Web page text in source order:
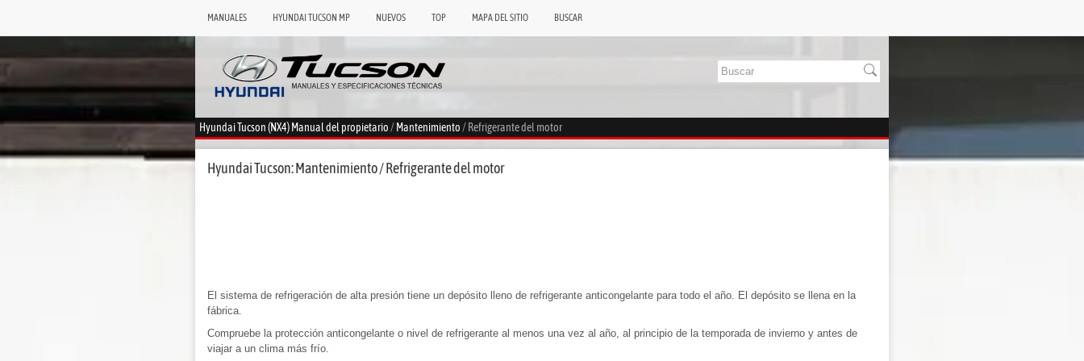
MANUALES HYUNDAI TUCSON MP NUEVOS TOP MAPA DEL SITIO BUSCAR
Hyundai Tucson (NX4) Manual del propietario/Mantenimiento/ Refrigerante del motor
Hyundai Tucson: Mantenimiento / Refrigerante del motor
El sistema de refrigeración de alta presión tiene un depósito lleno de refrigerante anticongelante para todo el año. El depósito se llena en la
fábrica.
Compruebe la protección anticongelante o nivel de refrigerante al menos una vez al año, al principio de la temporada de invierno y antes de
viajar a un clima más frío.